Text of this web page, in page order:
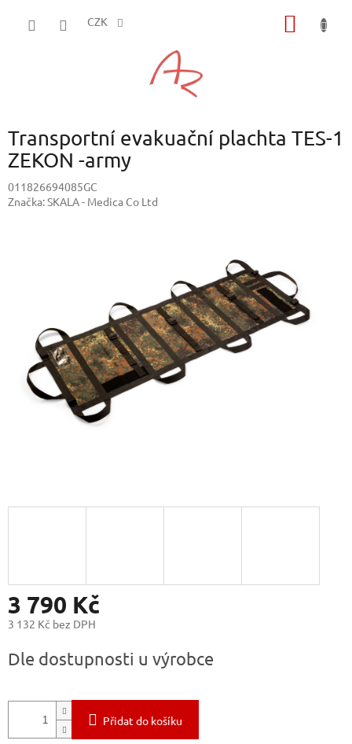
CZK
Transportní evakuační plachta TES-1
ZEKON -army
011826694085GC
Značka:SKALA - Medica Co Ltd
3 790 Kč
3 132 Kč bez DPH
cena:
Dle dostupnosti u výrobce
Přidat do košíku